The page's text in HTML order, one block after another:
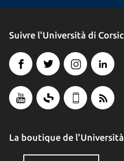
Suivre l'Università di
La boutique de l'Università